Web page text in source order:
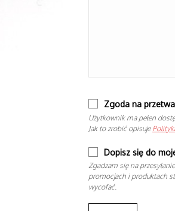
Zgoda na
Użytkownik ma pełen
Jak to zrobić opisuje
Dopisz się do
Zgadzam się na
promocjach i produktach
wycofać.